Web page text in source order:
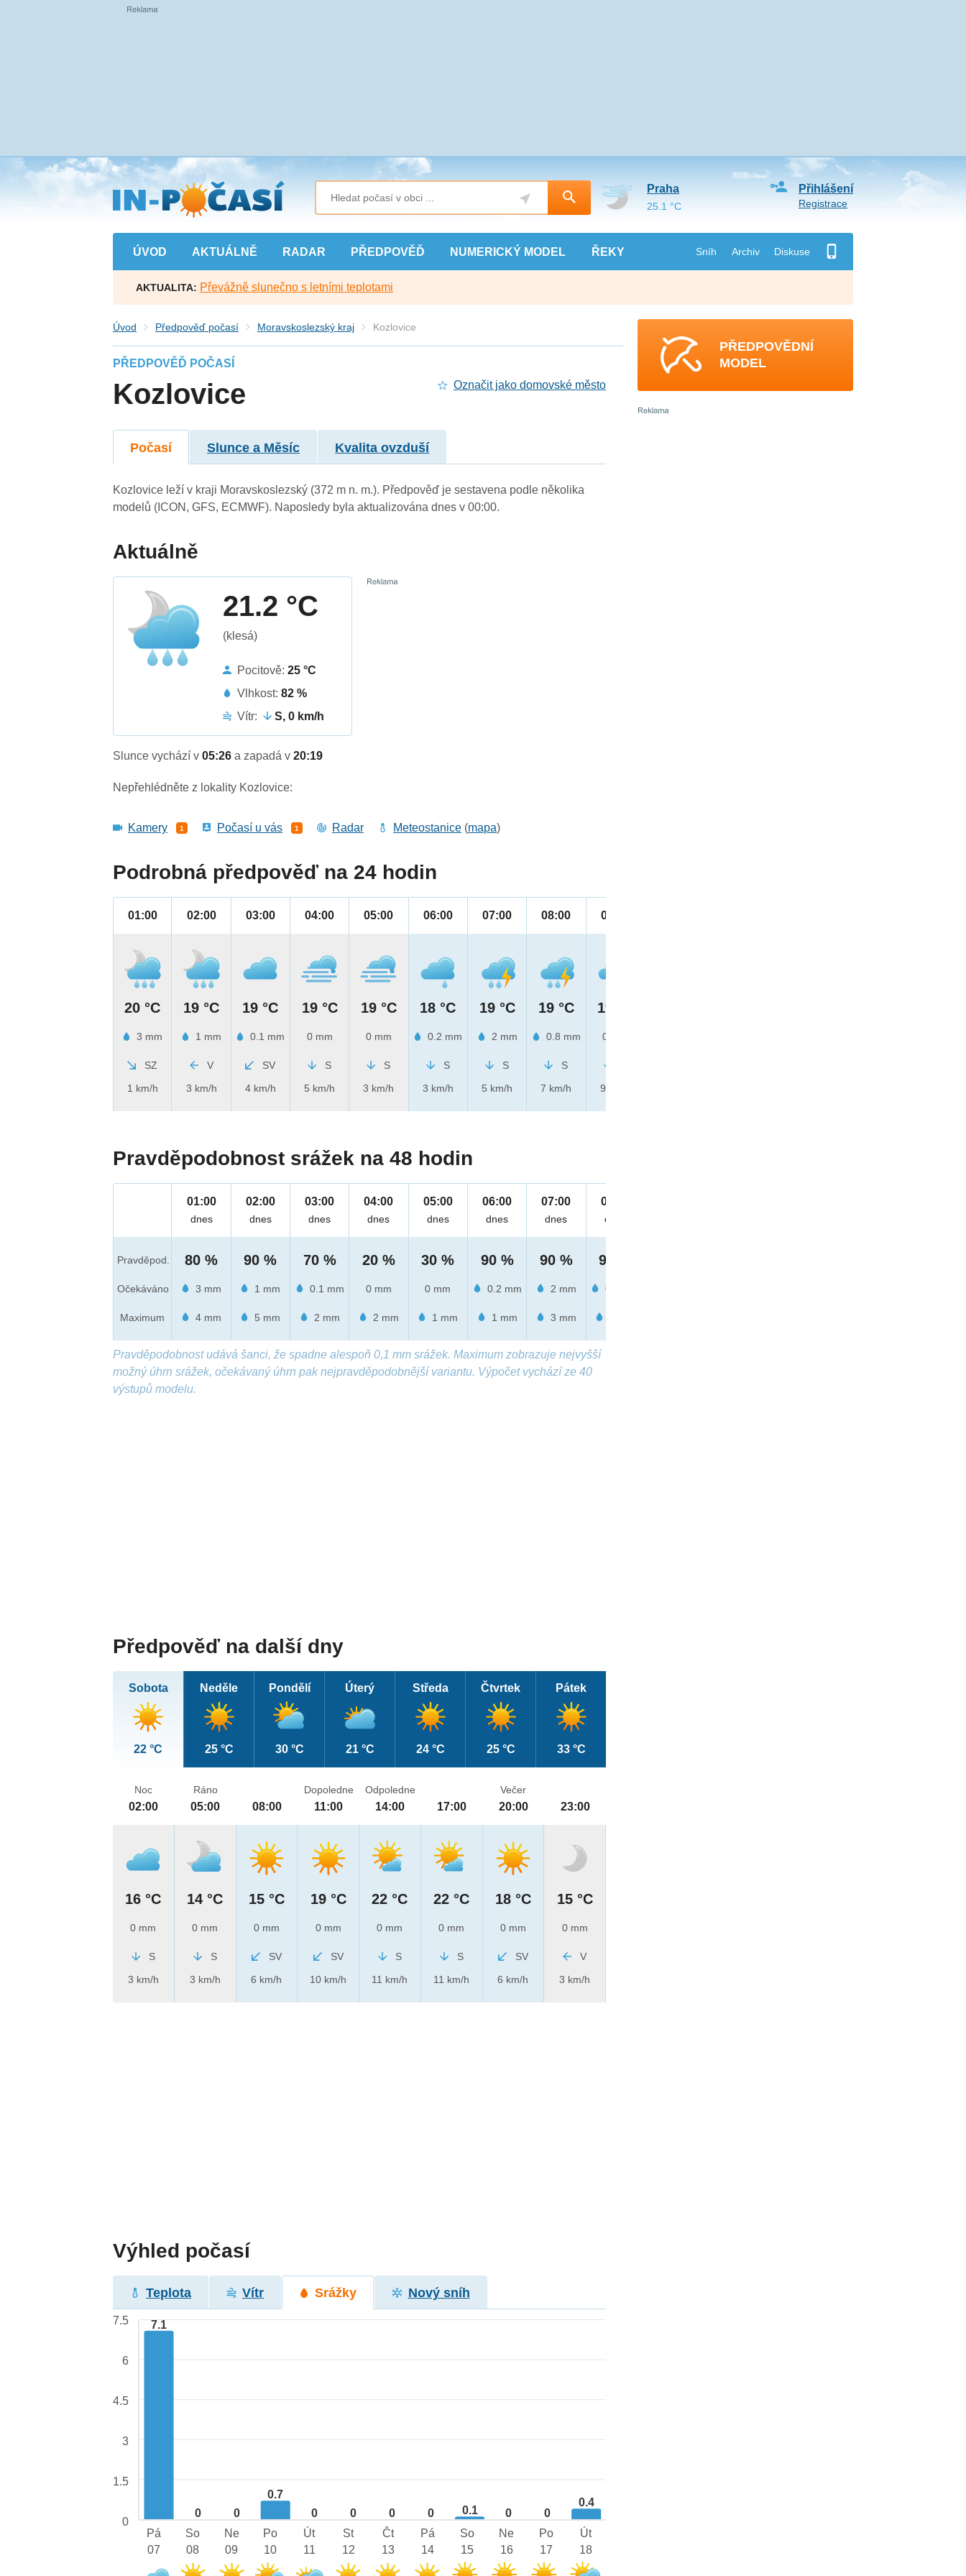
Přejít
na
hlavní
obsah
ÚVOD AKTUÁLNĚ RADAR PŘEDPOVĚĎ NUMERICKÝ MODEL ŘEKY Sníh Archiv Diskuse
Přihlášení
Registrace
Praha
25.1 °C
AKTUALITA: Převážně slunečno s letními teplotami
Úvod Předpověď počasí Moravskoslezský kraj Kozlovice
PŘEDPOVĚĎ POČASÍ
Kozlovice Označit jako domovské město
Počasí Slunce a Měsíc Kvalita ovzduší
Kozlovice leží v kraji Moravskoslezský (372 m n. m.). Předpověď je sestavena podle několika
modelů (ICON, GFS, ECMWF). Naposledy byla aktualizována dnes v 00:00.
Aktuálně
21.2 °C
(klesá)
Pocitově:25 °C
Vlhkost:82 %
Vítr:
S, 0 km/h
Slunce vychází v05:26a zapadá v20:19
Nepřehlédněte z lokality Kozlovice:
Kamery 1 Počasí u vás 1 Radar Meteostanice (mapa)
Podrobná předpověď na 24 hodin
01:00
20 °C
3 mm
SZ
1 km/h
02:00
19 °C
1 mm
V
3 km/h
03:00
19 °C
0.1 mm
SV
4 km/h
04:00
19 °C
0 mm
S
5 km/h
05:00
19 °C
0 mm
S
3 km/h
06:00
18 °C
0.2 mm
S
3 km/h
07:00
19 °C
2 mm
S
5 km/h
08:00
19 °C
0.8 mm
S
7 km/h
09:00
19 °C
0 mm
9 km/h
Pravděpodobnost srážek na 48 hodin
Pravděpod.
Očekáváno
Maximum
01:00
dnes
80 %
3 mm
4 mm
02:00
dnes
90 %
1 mm
5 mm
03:00
dnes
70 %
0.1 mm
2 mm
04:00
dnes
20 %
0 mm
2 mm
05:00
dnes
30 %
0 mm
1 mm
06:00
dnes
90 %
0.2 mm
1 mm
07:00
dnes
90 %
2 mm
3 mm
08:00
dnes
90 %
0.8 mm
Pravděpodobnost udává šanci, že spadne alespoň 0,1 mm srážek. Maximum zobrazuje nejvyšší
možný úhrn srážek, očekávaný úhrn pak nejpravděpodobnější variantu. Výpočet vychází ze 40
výstupů modelu.
Předpověď na další dny
Sobota
22 °C
Neděle
25 °C
Pondělí
30 °C
Úterý
21 °C
Středa
24 °C
Čtvrtek
25 °C
Pátek
33 °C
Noc
02:00
16 °C
0 mm
S
3 km/h
Ráno
05:00
14 °C
0 mm
S
3 km/h
08:00
15 °C
0 mm
SV
6 km/h
Dopoledne
11:00
19 °C
0 mm
SV
10 km/h
Odpoledne
14:00
22 °C
0 mm
S
11 km/h
17:00
22 °C
0 mm
S
11 km/h
Večer
20:00
18 °C
0 mm
SV
6 km/h
23:00
15 °C
0 mm
V
3 km/h
Výhled počasí
Teplota Vítr Srážky Nový sníh
7.1
0 0
0.7
0 0 0 0 0.1 0 0
0.4
7.5
6
4.5
3
1.5
0
Pá
07
So
08
Ne
09
Po
10
Út
11
St
12
Čt
13
Pá
14
So
15
Ne
16
Po
17
Út
18
PŘEDPOVĚDNÍ
MODEL